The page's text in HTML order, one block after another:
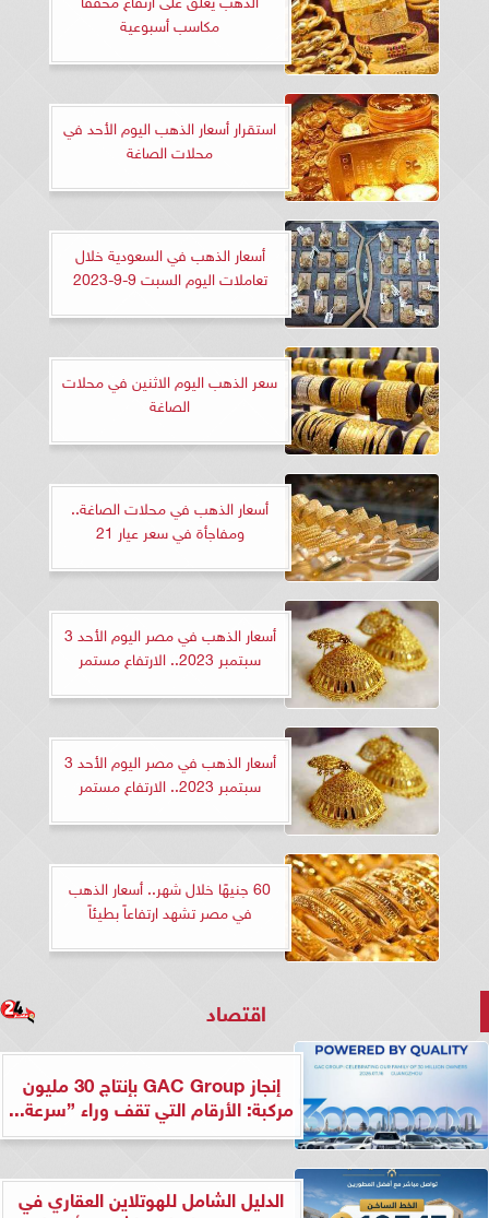
مكاسب أسبوعية
استقرار أسعار الذهب اليوم الأحد في
محلات الصاغة
أسعار الذهب في السعودية خلال
تعاملات اليوم السبت 9-9-2023
سعر الذهب اليوم الاثنين في محلات
الصاغة
أسعار الذهب في محلات الصاغة..
ومفاجأة في سعر عيار 21
أسعار الذهب في مصر اليوم الأحد 3
سبتمبر 2023.. الارتفاع مستمر
أسعار الذهب في مصر اليوم الأحد 3
سبتمبر 2023.. الارتفاع مستمر
60 جنيهًا خلال شهر.. أسعار الذهب
في مصر تشهد ارتفاعاً بطيئاً
اقتصاد
إنجاز GAC Group بإنتاج 30 مليون
مركبة: الأرقام التي تقف وراء ”سرعة...
الدليل الشامل للهوتلاين العقاري في